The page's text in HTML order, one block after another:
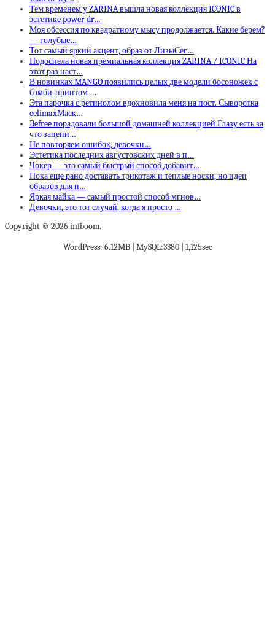
Тем временем у ZARINA вышла новая коллекция ICONIC в
эстетике power dr…
Моя обсессия по квадратному мысу продолжается. Какие берем?
— голубые…
Тот самый яркий акцент, образ от ЛизыСег…
Подоспела новая премиальная коллекция ZARINA / ICONIC На
этот раз наст…
В новинках MANGO появились целых две модели босоножек с
бэмби-принтом …
Эта парочка с ретинолом вдохновила меня на пост. Сыворотка
celimaxМаск…
Befree порадовали большой домашней коллекцией Глазу есть за
что зацепи…
Не повторяем ошибок, девочки…
Эстетика последних августовских дней в п…
Чокер — это самый быстрый способ добавит…
Пока еще рано доставать трикотаж и теплые носки, но идеи
образов для п…
Яркая майка — самый простой способ мгнов…
Девочки, это тот случай, когда я просто …
Copyright © 2026 infboom.
WordPress: 6.12MB | MySQL:3380 | 1,125sec